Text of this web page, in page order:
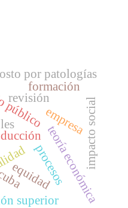
teoría económica
empresa
procesos impacto social
revisión
superior
equidad
formación
por patologías